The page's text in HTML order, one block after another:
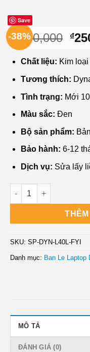
Save
-38%
₫400,000 Giá
là:
₫
Chất liệu: Kim
Tương thích:
Tình trạng: Mới
Màu sắc: Đen
Bộ sản phẩm:
Bảo hành: 6-12
Dịch vụ: Sửa lấy
Bản lề Laptop
SKU: SP-DYN-L40L-FYI
Danh mục: Ban Le Laptop
MÔ TẢ
ĐÁNH GIÁ (0)